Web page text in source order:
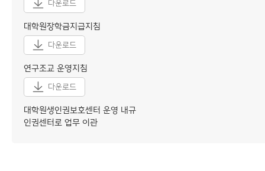
다운로드
대학원장학금지급지침
다운로드
연구조교 운영지침
다운로드
대학원생인권보호센터 운영 내규
인권센터로 업무 이관